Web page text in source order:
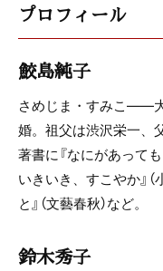
プロフィール
鮫島純子
さめじま・すみこ――
婚。祖父は渋沢栄一、
著書に『なにがあっても
いきいき、すこやか』
と』（文藝春秋）など。
鈴木秀子